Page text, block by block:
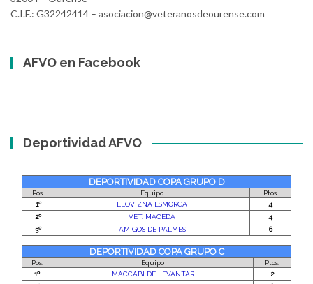
C.I.F.: G32242414 – asociacion@veteranosdeourense.com
AFVO en Facebook
Deportividad AFVO